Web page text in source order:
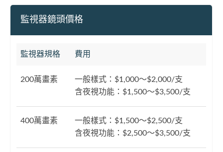
監視器鏡頭價格
監視器規格 費用
200萬畫素
一般樣式：$1,000～$2,000/支
含夜視功能：$1,500～$3,500/支
400萬畫素
一般樣式：$1,500～$2,500/支
含夜視功能：$2,500～$3,500/支